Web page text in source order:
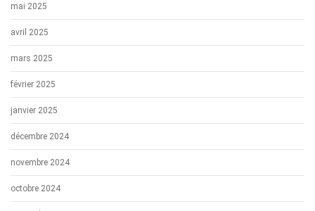
mai 2025
avril 2025
mars 2025
février 2025
janvier 2025
décembre 2024
novembre 2024
octobre 2024